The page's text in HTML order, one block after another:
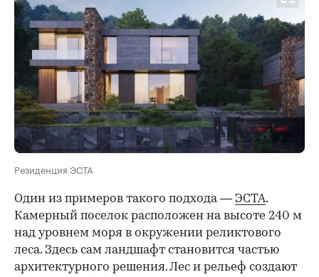
Резиденция ЭСТА
Один из примеров такого подхода — ЭСТА.
Камерный поселок расположен на высоте 240 м
над уровнем моря в окружении реликтового
леса. Здесь сам ландшафт становится частью
архитектурного решения. Лес и рельеф создают